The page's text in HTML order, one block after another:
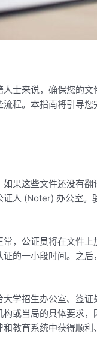
士来说，确保您的
程。本指南将引导
果这些文件还没有翻
人 (Noter) 办公室。
，公证员将在文件上
的一小段时间。之后
学招生办公室、签证
或当局的具体要求
教育系统中获得顺利